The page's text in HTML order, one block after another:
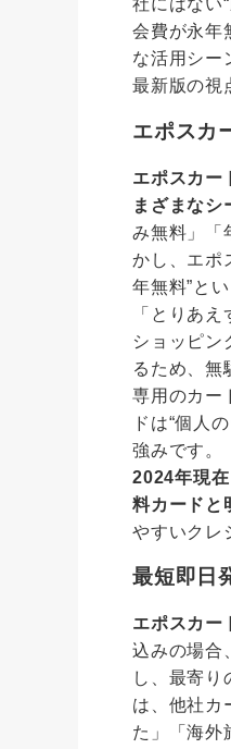
社にはない
会費が永年
な活用シー
最新版の視
エポスカ
エポスカー
まざまなシ
み無料」「
かし、エポ
年無料”と
「とりあ
ショッピン
るため、無
専用のカー
ドは“個人
強みです。
2024年現
料カードと
やすいクレ
最短即日
エポスカー
込みの場合
し、最寄
は、他社カ
た」「海外